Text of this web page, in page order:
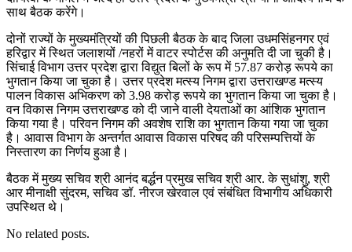
साथ बैठक करेंगे।
दोनों राज्यों के मुख्यमंत्रियों की पिछली बैठक के बाद जिला उधमसिंहनगर एवं
हरिद्वार में स्थित जलाशयों /नहरों में वाटर स्पोर्टस की अनुमति दी जा चुकी है।
सिंचाई विभाग उत्तर प्रदेश द्वारा विद्युत बिलों के रूप में 57.87 करोड़ रूपये का
भुगतान किया जा चुका है। उत्तर प्रदेश मत्स्य निगम द्वारा उत्तराखण्ड मत्स्य
पालन विकास अभिकरण को 3.98 करोड़ रूपये का भुगतान किया जा चुका है।
वन विकास निगम उत्तराखण्ड को दी जाने वाली देयताओं का आंशिक भुगतान
किया गया है। परिवन निगम की अवशेष राशि का भुगतान किया गया जा चुका
है। आवास विभाग के अन्तर्गत आवास विकास परिषद की परिसम्पत्तियों के
निस्तारण का निर्णय हुआ है।
बैठक में मुख्य सचिव श्री आनंद बर्द्धन प्रमुख सचिव श्री आर. के सुधांशु, श्री
आर मीनाक्षी सुंदरम, सचिव डॉ. नीरज खेरवाल एवं संबंधित विभागीय अधिकारी
उपस्थित थे।
No related posts.